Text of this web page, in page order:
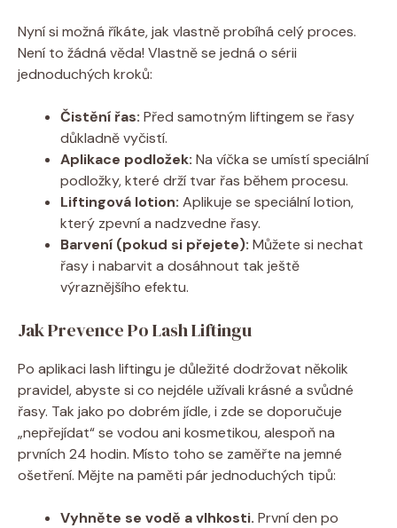
Nyní si možná říkáte, jak vlastně probíhá celý proces.
Není to žádná věda! Vlastně se jedná o sérii
jednoduchých kroků:
Čistění řas: Před samotným liftingem se řasy
důkladně vyčistí.
Aplikace podložek: Na víčka se umístí speciální
podložky, které drží tvar řas během procesu.
Liftingová lotion: Aplikuje se speciální lotion,
který zpevní a nadzvedne řasy.
Barvení (pokud si přejete): Můžete si nechat
řasy i nabarvit a dosáhnout tak ještě
výraznějšího efektu.
Jak Prevence Po Lash Liftingu
Po aplikaci lash liftingu je důležité dodržovat několik
pravidel, abyste si co nejdéle užívali krásné a svůdné
řasy. Tak jako po dobrém jídle, i zde se doporučuje
„nepřejídat“ se vodou ani kosmetikou, alespoň na
prvních 24 hodin. Místo toho se zaměřte na jemné
ošetření. Mějte na paměti pár jednoduchých tipů:
Vyhněte se vodě a vlhkosti. První den po